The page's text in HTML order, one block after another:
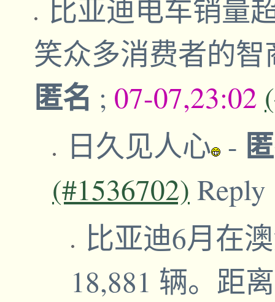
比亚迪电车销量
笑众多消费者的
匿名 ; 07-07,23:02
日久见人心 -
(#1536702) Reply
比亚迪6月在
18,881 辆。距